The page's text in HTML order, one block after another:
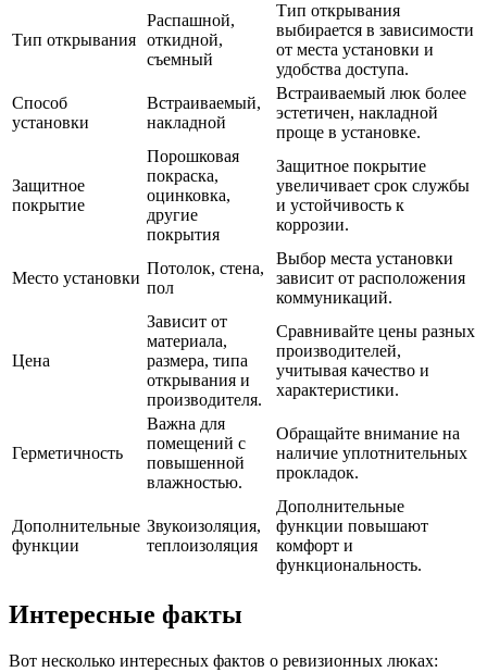
Тип открывания
Распашной,
откидной,
съемный
Тип открывания
выбирается в зависимости
от места установки и
удобства доступа.
Способ
установки
Встраиваемый,
накладной
Встраиваемый люк более
эстетичен, накладной
проще в установке.
Защитное
покрытие
Порошковая
покраска,
оцинковка,
другие
покрытия
Защитное покрытие
увеличивает срок службы
и устойчивость к
коррозии.
Место установки
Потолок, стена,
пол
Выбор места установки
зависит от расположения
коммуникаций.
Цена
Зависит от
материала,
размера, типа
открывания и
производителя.
Сравнивайте цены разных
производителей,
учитывая качество и
характеристики.
Герметичность
Важна для
помещений с
повышенной
влажностью.
Обращайте внимание на
наличие уплотнительных
прокладок.
Дополнительные
функции
Звукоизоляция,
теплоизоляция
Дополнительные
функции повышают
комфорт и
функциональность.
Интересные факты
Вот несколько интересных фактов о ревизионных люках: